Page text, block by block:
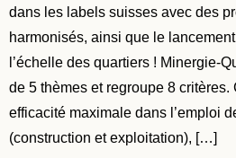
dans les labels suisses avec des
harmonisés, ainsi que le
l’échelle des quartiers ! Minergie-
de 5 thèmes et regroupe 8
efficacité maximale dans l’emploi
(construction et exploitation), […]